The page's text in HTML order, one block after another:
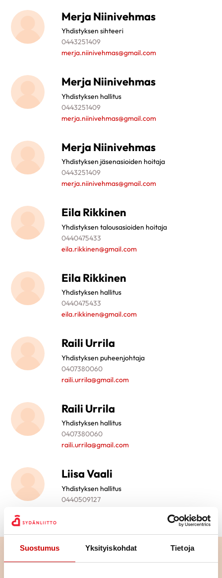
Suostumus Yksityiskohdat Tietoja
Merja Niinivehmas
Yhdistyksen sihteeri
0443251409
merja.niinivehmas@gmail.com
Merja Niinivehmas
Yhdistyksen hallitus
0443251409
merja.niinivehmas@gmail.com
Merja Niinivehmas
Yhdistyksen jäsenasioiden hoitaja
0443251409
merja.niinivehmas@gmail.com
Eila Rikkinen
Yhdistyksen talousasioiden hoitaja
0440475433
eila.rikkinen@gmail.com
Eila Rikkinen
Yhdistyksen hallitus
0440475433
eila.rikkinen@gmail.com
Raili Urrila
Yhdistyksen puheenjohtaja
0407380060
raili.urrila@gmail.com
Raili Urrila
Yhdistyksen hallitus
0407380060
raili.urrila@gmail.com
Liisa Vaali
Yhdistyksen hallitus
0440509127